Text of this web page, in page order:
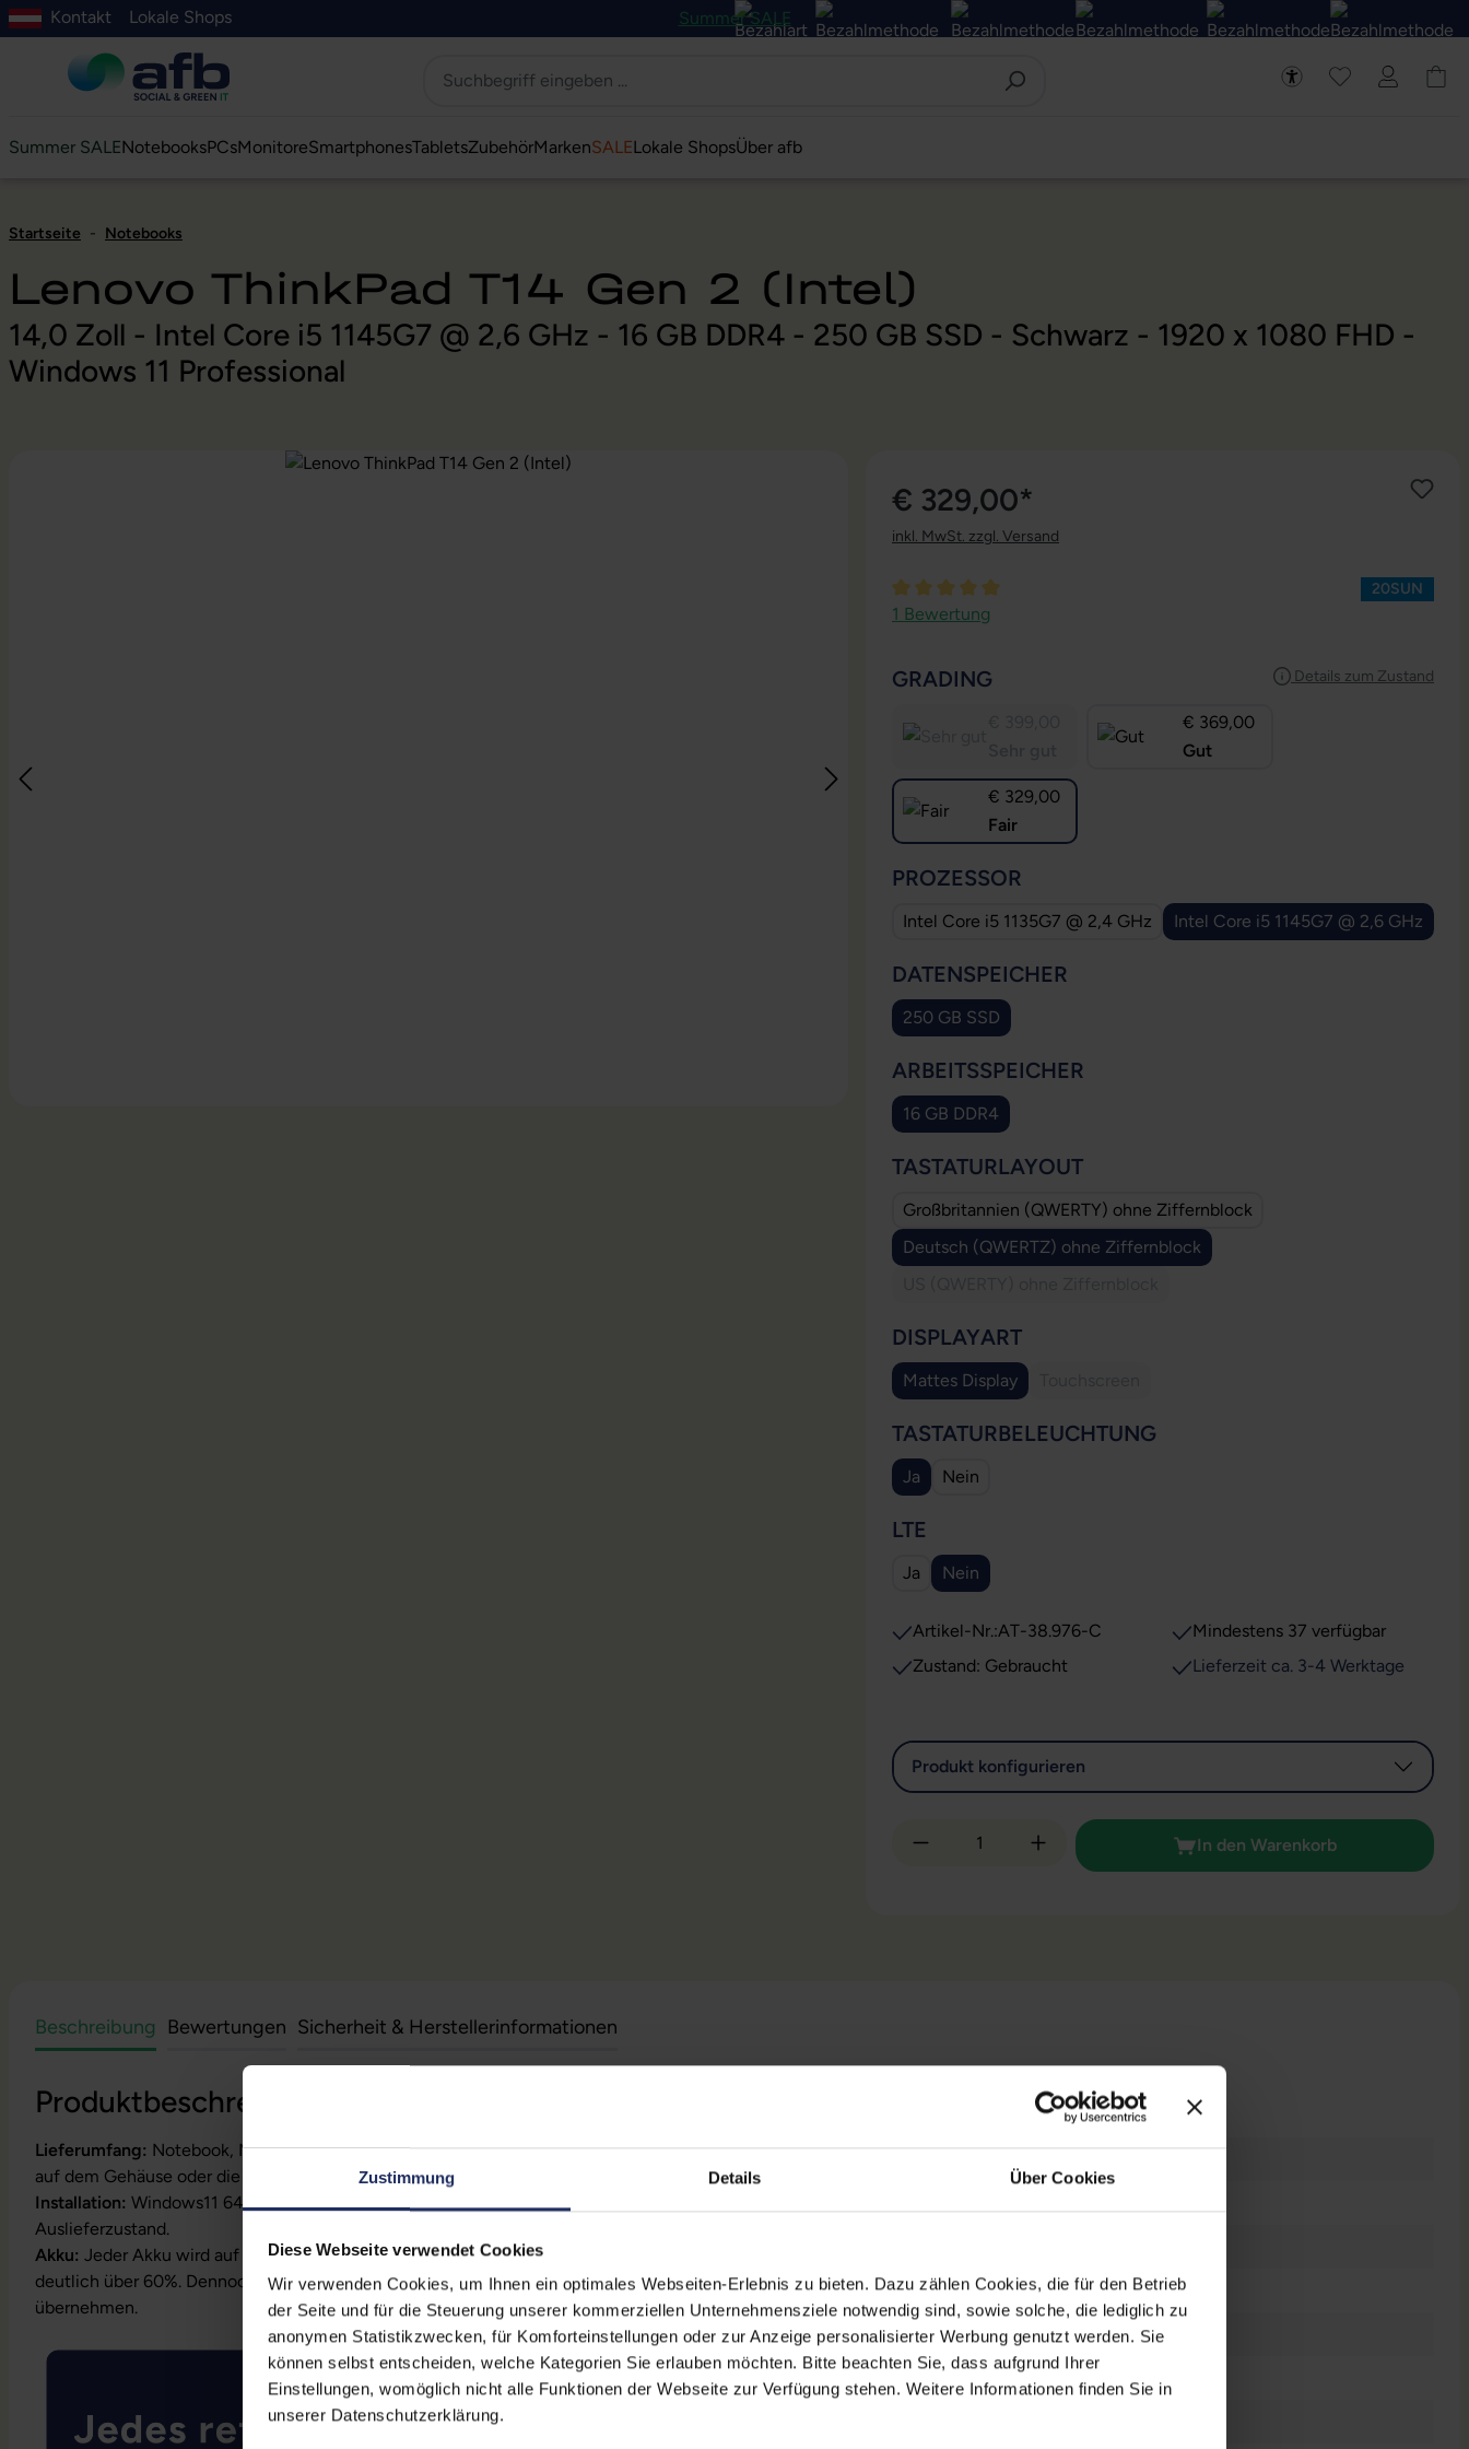
Zustimmung Details Über Cookies
Diese Webseite verwendet Cookies
Wir verwenden Cookies, um Ihnen ein optimales Webseiten-Erlebnis zu bieten. Dazu zählen Cookies, die für den Betrieb
der Seite und für die Steuerung unserer kommerziellen Unternehmensziele notwendig sind, sowie solche, die lediglich zu
anonymen Statistikzwecken, für Komforteinstellungen oder zur Anzeige personalisierter Werbung genutzt werden. Sie
können selbst entscheiden, welche Kategorien Sie erlauben möchten. Bitte beachten Sie, dass aufgrund Ihrer
Einstellungen, womöglich nicht alle Funktionen der Webseite zur Verfügung stehen. Weitere Informationen finden Sie in
unserer Datenschutzerklärung.
springen
Suche springen
Zur Hauptnavigation springen
Zur Navigation der B2B-Plattform springen
Kontakt Lokale Shops Summer SALE
Summer SALENotebooksPCsMonitoreSmartphonesTabletsZubehörMarkenSALELokale ShopsÜber afb
Startseite - Notebooks
Lenovo ThinkPad T14 Gen 2 (Intel)
14,0 Zoll - Intel Core i5 1145G7 @ 2,6 GHz - 16 GB DDR4 - 250 GB SSD - Schwarz - 1920 x 1080 FHD -
Windows 11 Professional
€ 329,00*
inkl. MwSt. zzgl. Versand
Durchschnittliche Bewertung von 5 von 5 Sternen
1 Bewertung
20SUN
Details zum Zustand
GRADING
€ 369,00
Gut
€ 329,00
Fair
PROZESSOR
Intel Core i5 1135G7 @ 2,4 GHz Intel Core i5 1145G7 @ 2,6 GHz
DATENSPEICHER
250 GB SSD
ARBEITSSPEICHER
16 GB DDR4
TASTATURLAYOUTAUSWÄHLEN
Großbritannien (QWERTY) ohne Ziffernblock
Deutsch (QWERTZ) ohne Ziffernblock
DISPLAYARTAUSWÄHLEN
Mattes Display
TASTATURBELEUCHTUNG
Ja Nein
LTE
Ja Nein
Artikel-Nr.:AT-38.976-C
Zustand: Gebraucht
Mindestens 37 verfügbar
Lieferzeit ca. 3-4 Werktage
Produkt konfigurieren
Produkt Anzahl: Gib den gewünschten Wert ein
In den Warenkorb
Beschreibung Bewertungen Sicherheit & Herstellerinformationen
Produktbeschreibung
Lieferumfang: Notebook, Netzteil, Akku, Produktschlüssel (Der Aufkleber befindet sich
auf dem Gehäuse oder die Lizenz ist bereits digital hinterlegt)
Installation: Windows11 64Bit vorinstalliert inklusive Wiederherstellungsmöglichkeit auf
Auslieferzustand.
Akku: Jeder Akku wird auf Funktion geprüft. Die Akku-Kapazität liegt im Normalfall
deutlich über 60%. Dennoch können wir keine Garantieleistungen auf Akkulaufzeiten
übernehmen.
Betriebssystem: Windows 11 Professional
Prozessorkerne: 4
Displayart: Mattes Display